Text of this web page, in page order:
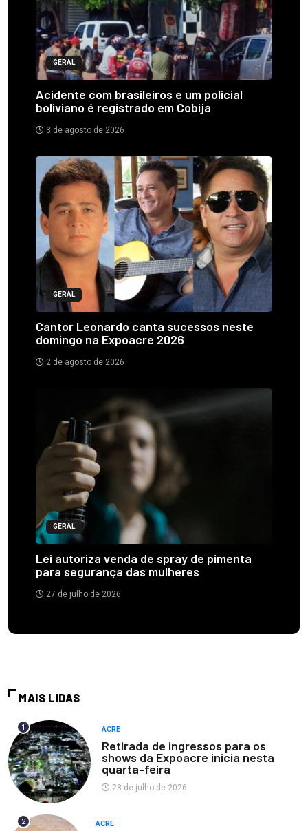
GERAL
Acidente com brasileiros e um policial
boliviano é registrado em Cobija
3 de agosto de 2026
GERAL
Cantor Leonardo canta sucessos neste
domingo na Expoacre 2026
2 de agosto de 2026
GERAL
Lei autoriza venda de spray de pimenta
para segurança das mulheres
27 de julho de 2026
MAIS LIDAS
1 ACRE
Retirada de ingressos para os
shows da Expoacre inicia nesta
quarta-feira
28 de julho de 2026
2 ACRE